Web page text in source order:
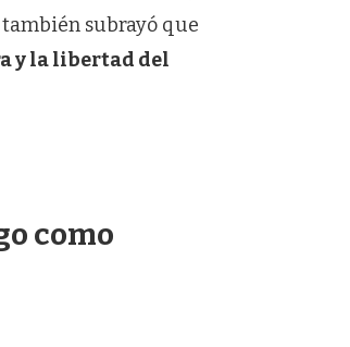
subrayó que
y la libertad del
como